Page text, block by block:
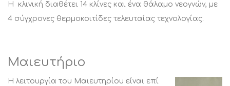
Η κλινική διαθέτει 14 κλίνες και ένα θάλαμο νεογνών, με
4 σύγχρονες θερμοκοιτίδες τελευταίας τεχνολογίας.
Μαιευτήριο
Η λειτουργία του Μαιευτηρίου είναι επί